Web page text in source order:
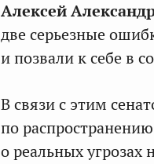
Алексей
две серьезные
и позвали к себе в
В связи с этим
по
о реальных угрозах